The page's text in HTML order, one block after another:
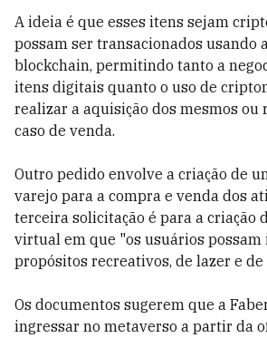
A ideia é que esses itens sejam
possam ser transacionados usando
blockchain, permitindo tanto a
itens digitais quanto o uso de
realizar a aquisição dos mesmos ou
caso de venda.
Outro pedido envolve a criação de
varejo para a compra e venda dos
terceira solicitação é para a criação
virtual em que "os usuários
propósitos recreativos, de lazer e
Os documentos sugerem que a
ingressar no metaverso a partir da